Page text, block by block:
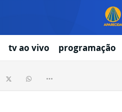
tv ao vivo programação